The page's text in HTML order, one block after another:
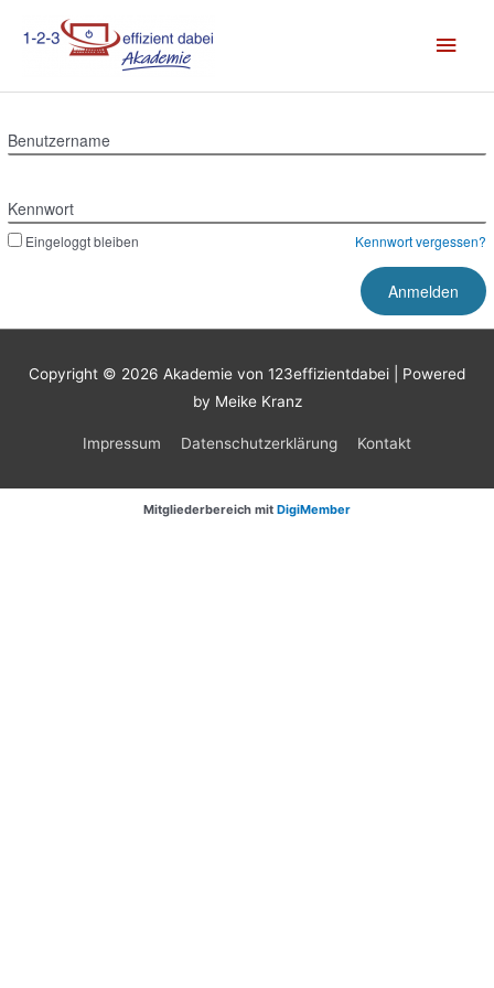
Inhalt
Benutzername
Kennwort
Eingeloggt bleiben Kennwort vergessen?
Copyright © 2026 Akademie von 123effizientdabei | Powered
by Meike Kranz
Impressum Datenschutzerklärung Kontakt
Mitgliederbereich mit DigiMember